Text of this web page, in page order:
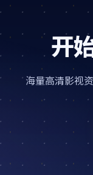
开
海量高清影视